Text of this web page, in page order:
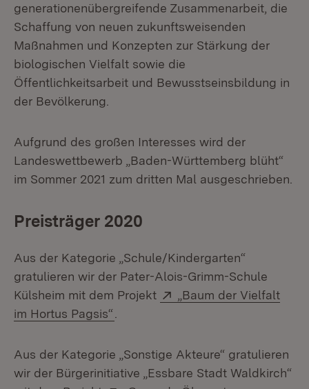
generationenübergreifende Zusammenarbeit, die
Schaffung von neuen zukunftsweisenden
Maßnahmen und Konzepten zur Stärkung der
biologischen Vielfalt sowie die
Öffentlichkeitsarbeit und Bewusstseinsbildung in
der Bevölkerung.
Aufgrund des großen Interesses wird der
Landeswettbewerb „Baden-Württemberg blüht“
im Sommer 2021 zum dritten Mal ausgeschrieben.
Preisträger 2020
Aus der Kategorie „Schule/Kindergarten“
gratulieren wir der Pater-Alois-Grimm-Schule
Külsheim mit dem Projekt
Extern:
„Baum der Vielfalt
im Hortus Pagsis“
Aus der Kategorie „Sonstige Akteure“ gratulieren
wir der Bürgerinitiative „Essbare Stadt Waldkirch“